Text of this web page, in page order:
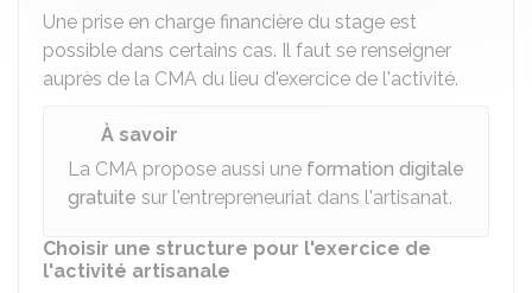
Une prise en charge financière du stage est
possible dans certains cas. Il faut se renseigner
auprès de la CMA du lieu d'exercice de l'activité.
À savoir
La CMA propose aussi une formation digitale
gratuite sur l'entrepreneuriat dans l'artisanat.
Choisir une structure pour l'exercice de
l'activité artisanale